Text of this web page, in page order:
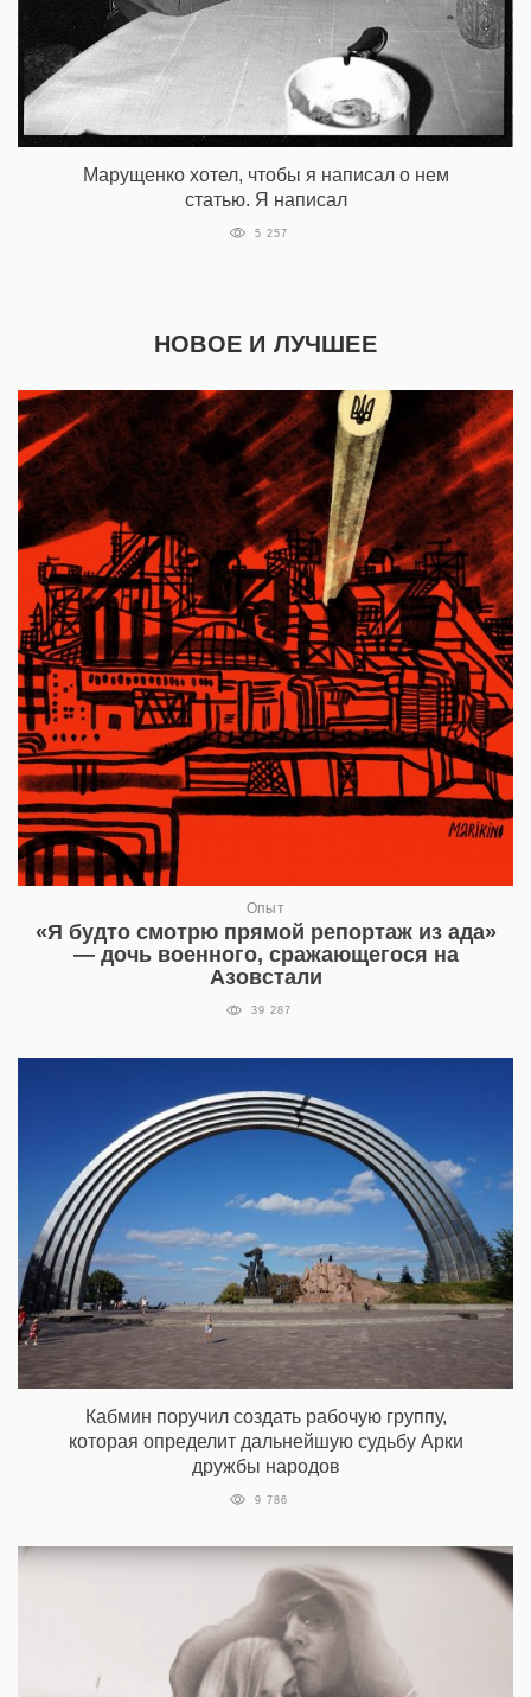
Марущенко хотел, чтобы я написал о нем
статью. Я написал
5 257
НОВОЕ И ЛУЧШЕЕ
Опыт
«Я будто смотрю прямой репортаж из ада»
— дочь военного, сражающегося на
Азовстали
39 287
Кабмин поручил создать рабочую группу,
которая определит дальнейшую судьбу Арки
дружбы народов
9 786